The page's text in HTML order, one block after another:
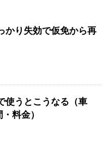
かり失効で仮免から再
使うとこうなる（車
料金）